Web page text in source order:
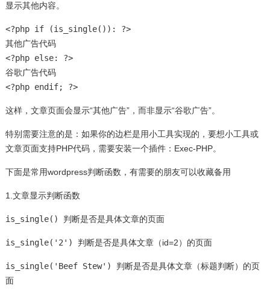
显示其他内容。
<?php if (is_single()): ?>
其他广告代码
<?php else: ?>
谷歌广告代码
<?php endif; ?>
这样，文章页面会显示“其他广告”，而非显示“谷歌广告”。
特别需要注意的是：如果你的边栏是用小工具实现的，要想小工具或
文章页面支持PHP代码，需要安装一个插件： Exec-PHP。
下面是常用wordpress判断函数，有需要的朋友可以收藏备用
1.文章显示判断函数
is_single() 判断是否是具体文章的页面
is_single('2') 判断是否是具体文章（id=2）的页面
is_single('Beef Stew') 判断是否是具体文章（标题判断）的页
面